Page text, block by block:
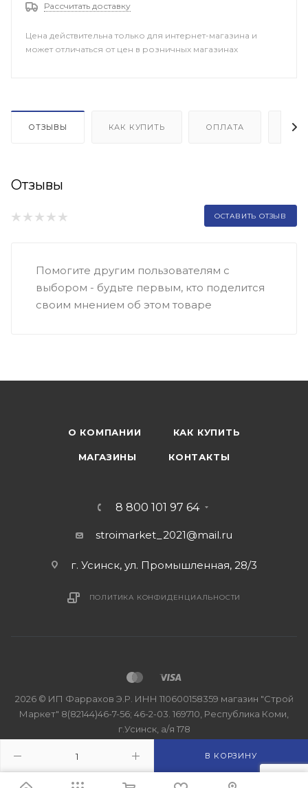
В КОРЗИНУ
Рассчитать доставку
Цена действительна только для интернет-магазина и
может отличаться от цен в розничных магазинах
ОТЗЫВЫ КАК КУПИТЬ ОПЛАТА
Отзывы
ОСТАВИТЬ ОТЗЫВ
Помогите другим пользователям с
выбором - будьте первым, кто поделится
своим мнением об этом товаре
О КОМПАНИИ КАК КУПИТЬ
МАГАЗИНЫ КОНТАКТЫ
8 800 101 97 64
stroimarket_2021@mail.ru
г. Усинск, ул. Промышленная, 28/3
ПОЛИТИКА КОНФИДЕНЦИАЛЬНОСТИ
2026 © ИП Фаррахов Э.Р. ИНН 110600158359 магазин "Строй
Маркет" 8(82144)46-7-56; 46-2-03. 169710, Республика Коми,
г.Усинск, а/я 178